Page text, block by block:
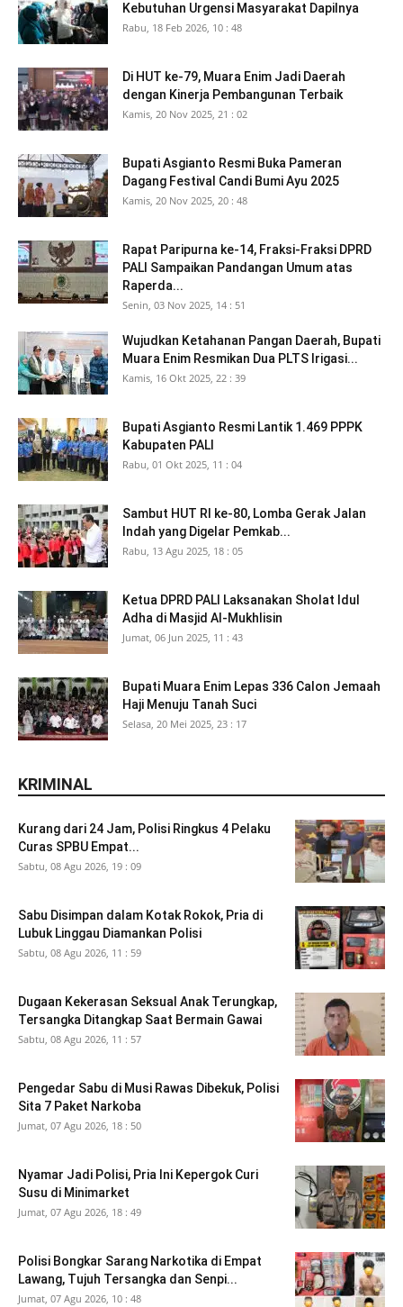
Kebutuhan Urgensi Masyarakat Dapilnya
Rabu, 18 Feb 2026, 10 : 48
Di HUT ke-79, Muara Enim Jadi Daerah
dengan Kinerja Pembangunan Terbaik
Kamis, 20 Nov 2025, 21 : 02
Bupati Asgianto Resmi Buka Pameran
Dagang Festival Candi Bumi Ayu 2025
Kamis, 20 Nov 2025, 20 : 48
Rapat Paripurna ke-14, Fraksi-Fraksi DPRD
PALI Sampaikan Pandangan Umum atas
Raperda...
Senin, 03 Nov 2025, 14 : 51
Wujudkan Ketahanan Pangan Daerah, Bupati
Muara Enim Resmikan Dua PLTS Irigasi...
Kamis, 16 Okt 2025, 22 : 39
Bupati Asgianto Resmi Lantik 1.469 PPPK
Kabupaten PALI
Rabu, 01 Okt 2025, 11 : 04
Sambut HUT RI ke-80, Lomba Gerak Jalan
Indah yang Digelar Pemkab...
Rabu, 13 Agu 2025, 18 : 05
Ketua DPRD PALI Laksanakan Sholat Idul
Adha di Masjid Al-Mukhlisin
Jumat, 06 Jun 2025, 11 : 43
Bupati Muara Enim Lepas 336 Calon Jemaah
Haji Menuju Tanah Suci
Selasa, 20 Mei 2025, 23 : 17
KRIMINAL
Kurang dari 24 Jam, Polisi Ringkus 4 Pelaku
Curas SPBU Empat...
Sabtu, 08 Agu 2026, 19 : 09
Sabu Disimpan dalam Kotak Rokok, Pria di
Lubuk Linggau Diamankan Polisi
Sabtu, 08 Agu 2026, 11 : 59
Dugaan Kekerasan Seksual Anak Terungkap,
Tersangka Ditangkap Saat Bermain Gawai
Sabtu, 08 Agu 2026, 11 : 57
Pengedar Sabu di Musi Rawas Dibekuk, Polisi
Sita 7 Paket Narkoba
Jumat, 07 Agu 2026, 18 : 50
Nyamar Jadi Polisi, Pria Ini Kepergok Curi
Susu di Minimarket
Jumat, 07 Agu 2026, 18 : 49
Polisi Bongkar Sarang Narkotika di Empat
Lawang, Tujuh Tersangka dan Senpi...
Jumat, 07 Agu 2026, 10 : 48